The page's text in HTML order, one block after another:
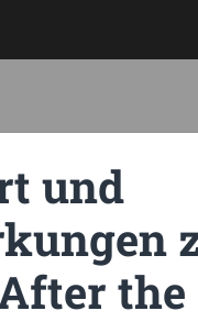
und
the